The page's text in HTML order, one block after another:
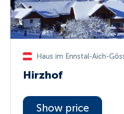
Haus im Ennstal-Aich-
Hirzhof
Show price